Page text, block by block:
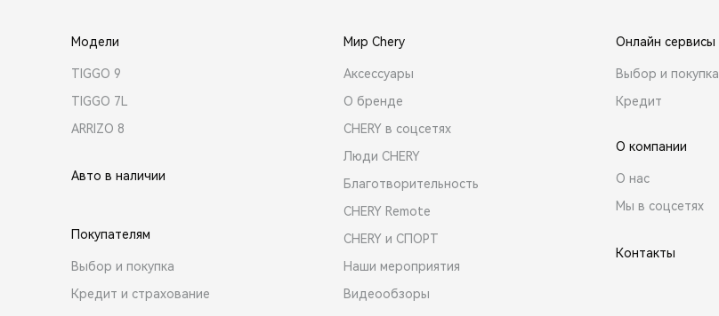
Модели
TIGGO 9
TIGGO 7L
ARRIZO 8
Авто в наличии
Покупателям
Выбор и покупка
Кредит и страхование
Мир Chery
Аксессуары
О бренде
CHERY в соцсетях
Люди CHERY
Благотворительность
CHERY Remote
CHERY и СПОРТ
Наши мероприятия
Видеообзоры
Онлайн сервисы
Выбор и покупка
Кредит
О компании
О нас
Мы в соцсетях
Контакты